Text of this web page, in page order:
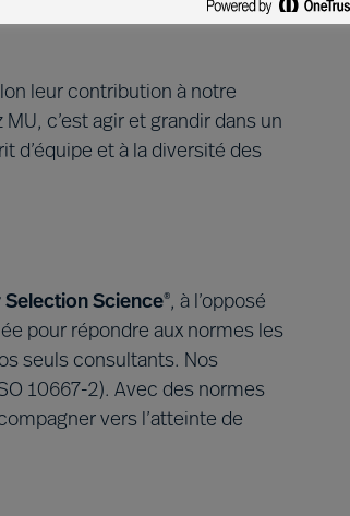
leur contribution à notre
c’est agir et grandir dans un
d’équipe et à la diversité des
Selection Science®, à l’opposé
pour répondre aux normes les
seuls consultants. Nos
10667-2). Avec des normes
vers l’atteinte de